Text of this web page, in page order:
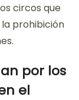
circos que
prohibición
por los
el